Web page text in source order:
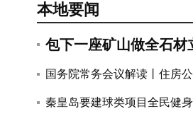
本地要闻
包下一座矿山做全石材
藏着多少秘密？
国务院常务会议解读丨住房
秦皇岛要建球类项目全民健身